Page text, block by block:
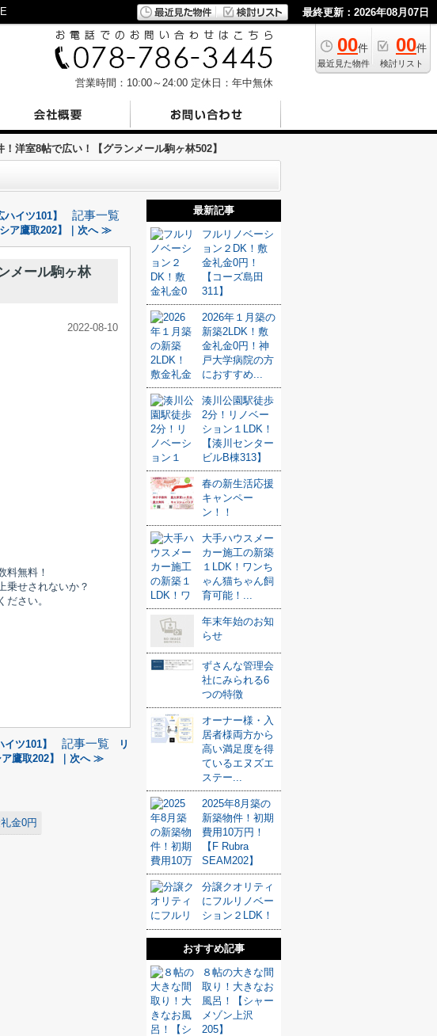
最終更新：2026年08月07日
00件
最近見た物件
00件
検討リスト
営業時間：10:00～24:00 定休日：年中無休
洋室8帖で広い！【グランメール駒ヶ林502】
イツ101】 記事一覧
ア鷹取202】｜次へ ≫
メール駒ヶ林
2022-08-10
料無料！
乗せされないか？
さい。
ツ101】 記事一覧
リ
ア鷹取202】｜次へ ≫
金0円
最新記事
フルリノベーシ
ョン２DK！敷
金礼金0円！
【コーズ島田
311】
2026年１月築の
新築2LDK！敷
金礼金0円！神
戸大学病院の方
におすすめ...
湊川公園駅徒歩
2分！リノベー
ション１LDK！
【湊川センター
ビルB棟313】
春の新生活応援
キャンペー
ン！！
大手ハウスメー
カー施工の新築
１LDK！ワンち
ゃん猫ちゃん飼
育可能！...
年末年始のお知
らせ
ずさんな管理会
社にみられる6
つの特徴
オーナー様・入
居者様両方から
高い満足度を得
ているエヌズエ
ステー...
2025年8月築の
新築物件！初期
費用10万円！
【F Rubra
SEAM202】
分譲クオリティ
にフルリノベー
ション２LDK！
おすすめ記事
８帖の大きな間
取り！大きなお
風呂！【シャー
メゾン上沢
205】